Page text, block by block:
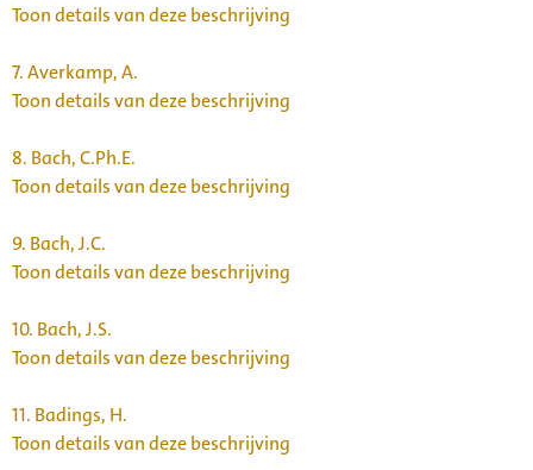
Toon details van deze beschrijving
7.Averkamp, A.
Toon details van deze beschrijving
8. Bach, C.Ph.E.
Toon details van deze beschrijving
9. Bach, J.C.
Toon details van deze beschrijving
10. Bach, J.S.
Toon details van deze beschrijving
11. Badings, H.
Toon details van deze beschrijving